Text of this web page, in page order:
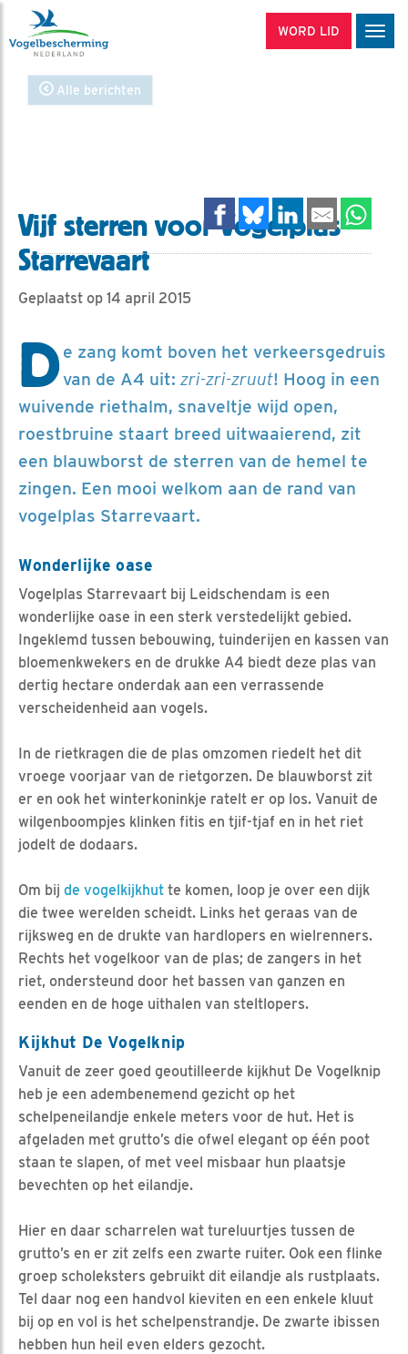
WORD LID
Alle berichten
Vijf sterren voor Vogelplas
Starrevaart
Geplaatst op 14 april 2015
De zang komt boven het verkeersgedruis
van de A4 uit: zri-zri-zruut! Hoog in een
wuivende riethalm, snaveltje wijd open,
roestbruine staart breed uitwaaierend, zit
een blauwborst de sterren van de hemel te
zingen. Een mooi welkom aan de rand van
vogelplas Starrevaart.
Wonderlijke oase
Vogelplas Starrevaart bij Leidschendam is een
wonderlijke oase in een sterk verstedelijkt gebied.
Ingeklemd tussen bebouwing, tuinderijen en kassen van
bloemenkwekers en de drukke A4 biedt deze plas van
dertig hectare onderdak aan een verrassende
verscheidenheid aan vogels.
In de rietkragen die de plas omzomen riedelt het dit
vroege voorjaar van de rietgorzen. De blauwborst zit
er en ook het winterkoninkje ratelt er op los. Vanuit de
wilgenboompjes klinken fitis en tjif-tjaf en in het riet
jodelt de dodaars.
Om bij de vogelkijkhut te komen, loop je over een dijk
die twee werelden scheidt. Links het geraas van de
rijksweg en de drukte van hardlopers en wielrenners.
Rechts het vogelkoor van de plas; de zangers in het
riet, ondersteund door het bassen van ganzen en
eenden en de hoge uithalen van steltlopers.
Kijkhut De Vogelknip
Vanuit de zeer goed geoutilleerde kijkhut De Vogelknip
heb je een adembenemend gezicht op het
schelpeneilandje enkele meters voor de hut. Het is
afgeladen met grutto’s die ofwel elegant op één poot
staan te slapen, of met veel misbaar hun plaatsje
bevechten op het eilandje.
Hier en daar scharrelen wat tureluurtjes tussen de
grutto’s en er zit zelfs een zwarte ruiter. Ook een flinke
groep scholeksters gebruikt dit eilandje als rustplaats.
Tel daar nog een handvol kieviten en een enkele kluut
bij op en vol is het schelpenstrandje. De zwarte ibissen
hebben hun heil even elders gezocht.